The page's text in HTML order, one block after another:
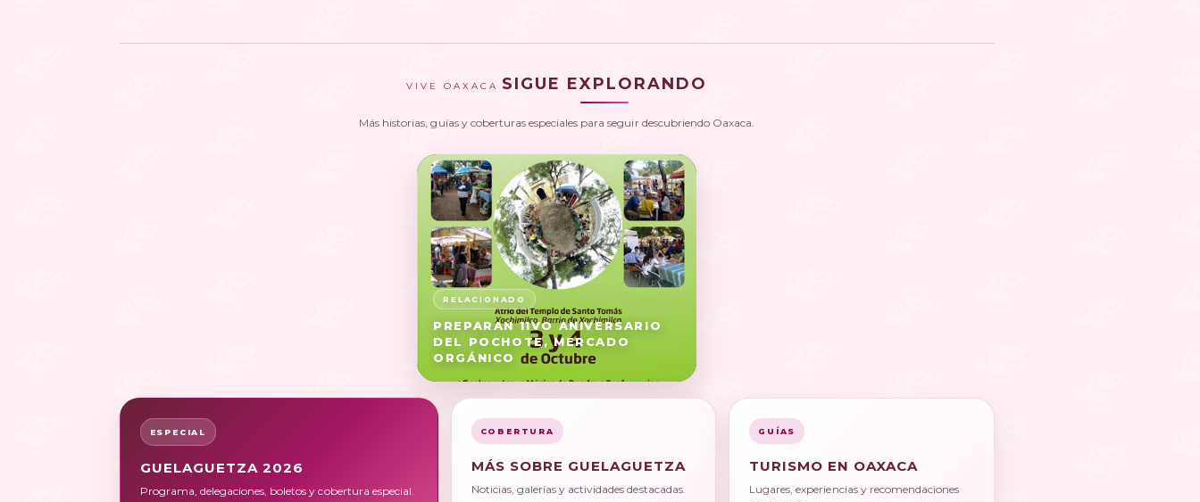
VIVE OAXACA SIGUE EXPLORANDO
Más historias, guías y coberturas especiales para seguir descubriendo Oaxaca.
PREPARAN 11VO ANIVERSARIO
DEL POCHOTE, MERCADO
ORGÁNICO
ESPECIAL
GUELAGUETZA 2026
Programa, delegaciones, boletos y cobertura especial.
COBERTURA
MÁS SOBRE GUELAGUETZA
Noticias, galerías y actividades destacadas.
GUÍAS
TURISMO EN OAXACA
Lugares, experiencias y recomendaciones